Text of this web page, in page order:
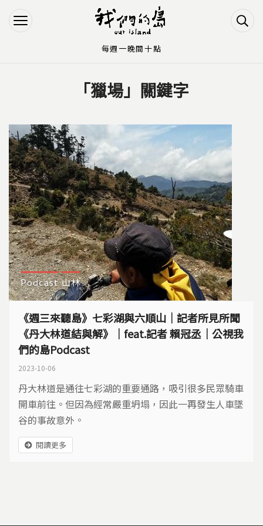
Jump to Navigation
Jump to Main content
「獵場」關鍵字
Podcast 山林
《週三來聽島》七彩湖與六順山｜記者所見所聞
《丹大林道結與解》｜feat.記者 賴冠丞｜公視我
們的島Podcast
2023-10-06
丹大林道是通往七彩湖的重要通路，吸引很多民眾騎車
開車前往。但因為經常嚴重坍塌，因此一再發生人車墜
谷的事故意外。
閱讀更多
每週一晚間十點